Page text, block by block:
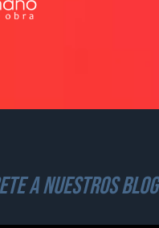
a nuestros blog